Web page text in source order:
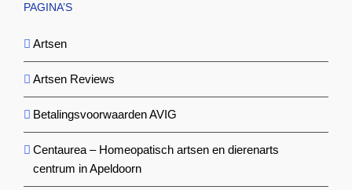
PAGINA’S
Artsen
Artsen Reviews
Betalingsvoorwaarden AVIG
Centaurea – Homeopatisch artsen en dierenarts
centrum in Apeldoorn